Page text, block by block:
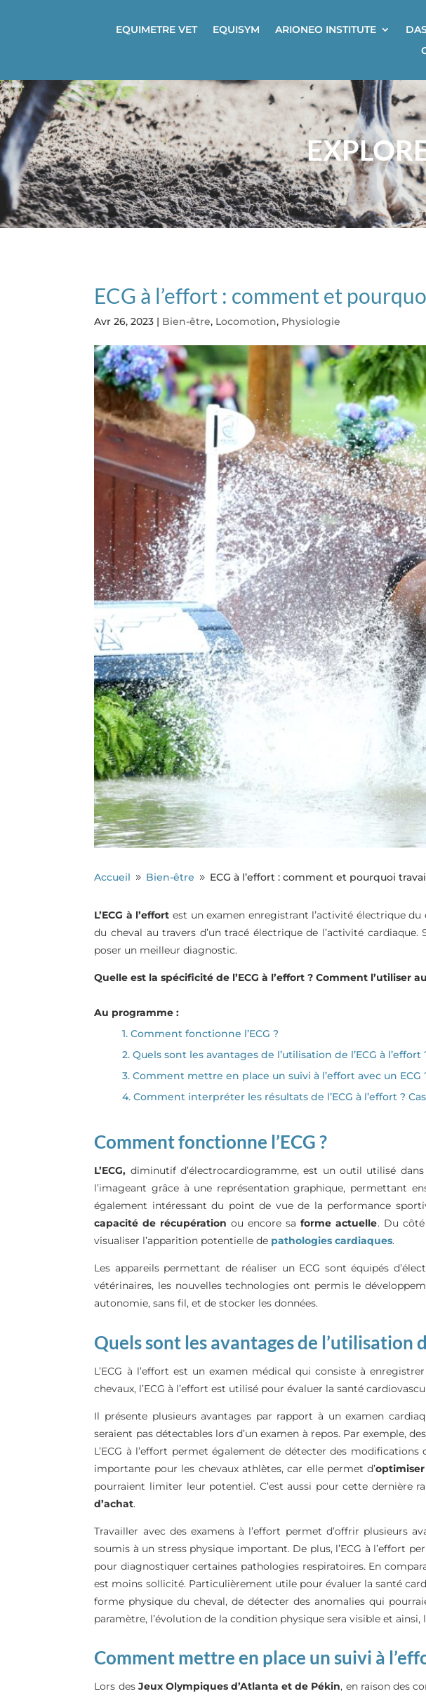
EQUIMETRE VET EQUISYM ARIONEO INSTITUTE
ECG à l’effort : comment et
Avr 26, 2023 | Bien-être, Locomotion, Physiologie
Accueil 9 Bien-être 9 ECG à l’effort : comment et pourquoi
L’ECG à l’effortest un examen enregistrant l’activité électrique
du cheval au travers d’un tracé électrique de l’activité
poser un meilleur diagnostic.
Quelle est la spécificité de l’ECG à l’effort ? Comment
Au programme :
1. Comment fonctionne l’ECG ?
2. Quels sont les avantages de l’utilisation de l’ECG à l’effort
3. Comment mettre en place un suivi à l’effort avec un ECG
4. Comment interpréter les résultats de l’ECG à l’effort ?
Comment fonctionne l’ECG ?
L’ECG, diminutif d’électrocardiogramme, est un outil utilisé
l’imageant grâce à une représentation graphique, permettant
également intéressant du point de vue de la performance
capacité de récupération ou encore saforme actuelle. Du côté
visualiser l’apparition potentielle de pathologies cardiaques.
Les appareils permettant de réaliser un ECG sont équipés
vétérinaires, les nouvelles technologies ont permis le
autonomie, sans fil, et de stocker les données.
Quels sont les avantages de l’utilisation
L’ECG à l’effort est un examen médical qui consiste à enregistrer
chevaux, l’ECG à l’effort est utilisé pour évaluer la santé
Il présente plusieurs avantages par rapport à un examen
seraient pas détectables lors d’un examen à repos. Par exemple, des
L’ECG à l’effort permet également de détecter des
importante pour les chevaux athlètes, car elle permet d’
pourraient limiter leur potentiel. C’est aussi pour cette dernière
d’achat.
Travailler avec des examens à l’effort permet d’offrir plusieurs
soumis à un stress physique important. De plus, l’ECG à l’effort
pour diagnostiquer certaines pathologies respiratoires. En
est moins sollicité. Particulièrement utile pour évaluer la santé
forme physique du cheval, de détecter des anomalies qui
paramètre, l’évolution de la condition physique sera visible et
Comment mettre en place un suivi à
Lors des Jeux Olympiques d’Atlanta et de Pékin, en raison des